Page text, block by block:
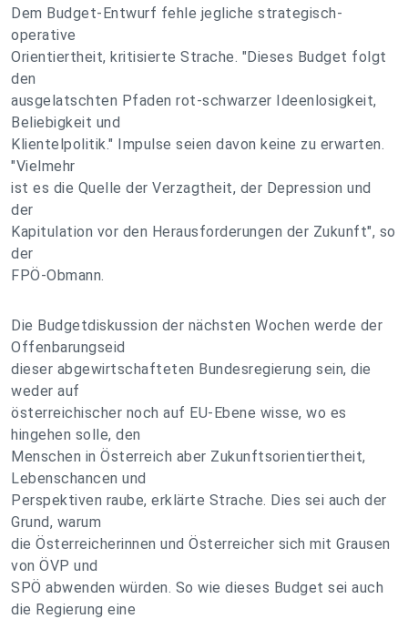
Dem Budget-Entwurf fehle jegliche strategisch-
operative
Orientiertheit, kritisierte Strache. "Dieses Budget folgt
den
ausgelatschten Pfaden rot-schwarzer Ideenlosigkeit,
Beliebigkeit und
Klientelpolitik." Impulse seien davon keine zu erwarten.
"Vielmehr
ist es die Quelle der Verzagtheit, der Depression und
der
Kapitulation vor den Herausforderungen der Zukunft", so
der
FPÖ-Obmann.
Die Budgetdiskussion der nächsten Wochen werde der
Offenbarungseid
dieser abgewirtschafteten Bundesregierung sein, die
weder auf
österreichischer noch auf EU-Ebene wisse, wo es
hingehen solle, den
Menschen in Österreich aber Zukunftsorientiertheit,
Lebenschancen und
Perspektiven raube, erklärte Strache. Dies sei auch der
Grund, warum
die Österreicherinnen und Österreicher sich mit Grausen
von ÖVP und
SPÖ abwenden würden. So wie dieses Budget sei auch
die Regierung eine